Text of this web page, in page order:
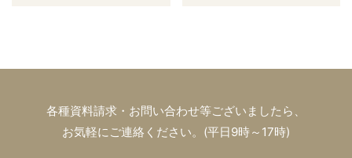
各種資料請求・お問い合わせ等ございましたら、
お気軽にご連絡ください。(平日9時～17時)